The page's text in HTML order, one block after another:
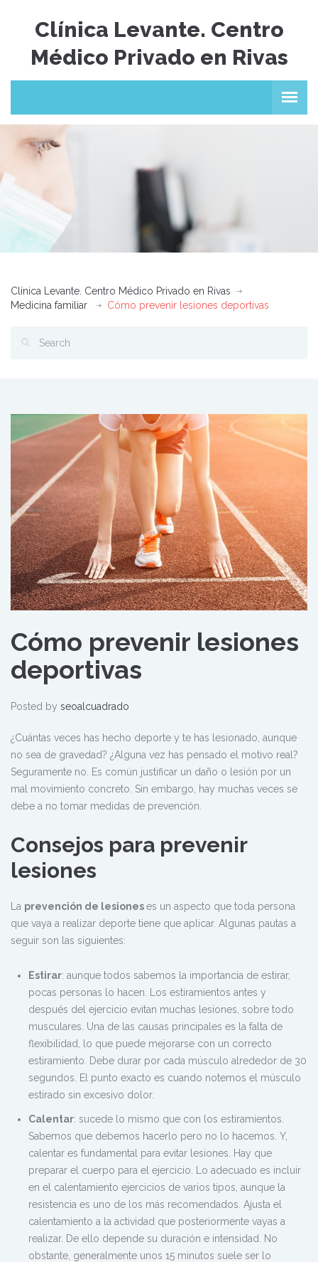
Clínica Levante. Centro
Médico Privado en Rivas
Clínica Levante. Centro Médico Privado en Rivas
Medicina familiar
Cómo prevenir lesiones deportivas
Cómo prevenir lesiones
deportivas
Posted by seoalcuadrado
¿Cuántas veces has hecho deporte y te has lesionado, aunque
no sea de gravedad? ¿Alguna vez has pensado el motivo real?
Seguramente no. Es común justificar un daño o lesión por un
mal movimiento concreto. Sin embargo, hay muchas veces se
debe a no tomar medidas de prevención.
Consejos para prevenir
lesiones
La prevención de lesioneses un aspecto que toda persona
que vaya a realizar deporte tiene que aplicar. Algunas pautas a
seguir son las siguientes:
Estirar: aunque todos sabemos la importancia de estirar,
pocas personas lo hacen. Los estiramientos antes y
después del ejercicio evitan muchas lesiones, sobre todo
musculares. Una de las causas principales es la falta de
flexibilidad, lo que puede mejorarse con un correcto
estiramiento. Debe durar por cada músculo alrededor de 30
segundos. El punto exacto es cuando notemos el músculo
estirado sin excesivo dolor.
Calentar: sucede lo mismo que con los estiramientos.
Sabemos que debemos hacerlo pero no lo hacemos. Y,
calentar es fundamental para evitar lesiones. Hay que
preparar el cuerpo para el ejercicio. Lo adecuado es incluir
en el calentamiento ejercicios de varios tipos, aunque la
resistencia es uno de los más recomendados. Ajusta el
calentamiento a la actividad que posteriormente vayas a
realizar. De ello depende su duración e intensidad. No
obstante, generalmente unos 15 minutos suele ser lo